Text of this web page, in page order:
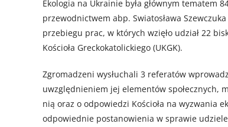
Ekologia na Ukrainie była głównym tematem
przewodnictwem abp. Swiatosława
przebiegu prac, w których wzięło udział 22
Kościoła Greckokatolickiego (UKGK).
Zgromadzeni wysłuchali 3 referatów
uwzględnieniem jej elementów społecznych,
nią oraz o odpowiedzi Kościoła na wyzwania
odpowiednie postanowienia w sprawie